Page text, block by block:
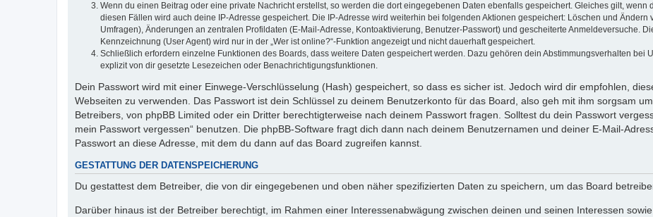
Wenn du einen Beitrag oder eine private Nachricht erstellst, so werden die dort eingegebenen Daten ebenfalls gespeichert. Gleiches gilt, wenn
diesen Fällen wird auch deine IP-Adresse gespeichert. Die IP-Adresse wird weiterhin bei folgenden Aktionen gespeichert: Löschen und
Umfragen), Änderungen an zentralen Profildaten (E-Mail-Adresse, Kontoaktivierung, Benutzer-Passwort) und gescheiterte Anmeldeversuche.
Kennzeichnung (User Agent) wird nur in der „Wer ist online?“-Funktion angezeigt und nicht dauerhaft gespeichert.
Schließlich erfordern einzelne Funktionen des Boards, dass weitere Daten gespeichert werden. Dazu gehören dein Abstimmungsverhalten bei
explizit von dir gesetzte Lesezeichen oder Benachrichtigungsfunktionen.
Dein Passwort wird mit einer Einwege-Verschlüsselung (Hash) gespeichert, so dass es sicher ist. Jedoch wird dir empfohlen,
Webseiten zu verwenden. Das Passwort ist dein Schlüssel zu deinem Benutzerkonto für das Board, also geh mit ihm sorgsam
Betreibers, von phpBB Limited oder ein Dritter berechtigterweise nach deinem Passwort fragen. Solltest du dein Passwort
mein Passwort vergessen“ benutzen. Die phpBB-Software fragt dich dann nach deinem Benutzernamen und deiner E-Mail-
Passwort an diese Adresse, mit dem du dann auf das Board zugreifen kannst.
GESTATTUNG DER DATENSPEICHERUNG
Du gestattest dem Betreiber, die von dir eingegebenen und oben näher spezifizierten Daten zu speichern, um das Board
Darüber hinaus ist der Betreiber berechtigt, im Rahmen einer Interessenabwägung zwischen deinen und seinen Interessen